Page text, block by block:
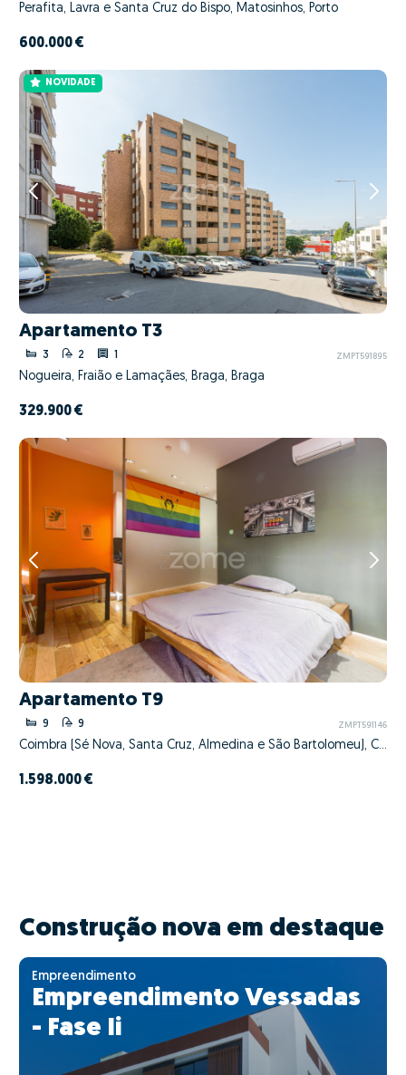
Perafita, Lavra e Santa Cruz do Bispo, Matosinhos, Porto
600.000 €
NOVIDADE
Apartamento T3
3 2 1 ZMPT591895
Nogueira, Fraião e Lamaçães, Braga, Braga
329.900 €
Apartamento T9
9 9 ZMPT591146
Coimbra (Sé Nova, Santa Cruz, Almedina e São Bartolomeu), Coimbra, Coimbra
1.598.000 €
Construção nova em destaque
Empreendimento
Empreendimento Vessadas
- Fase Ii